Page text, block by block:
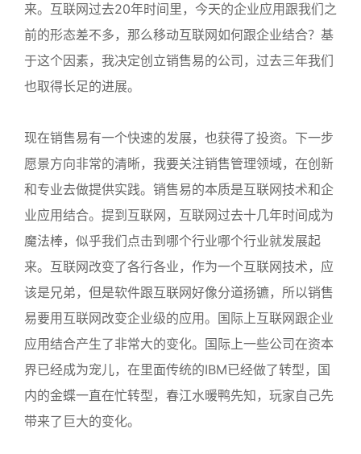
来。互联网过去20年时间里，今天的企业应用跟我们之
前的形态差不多，那么移动互联网如何跟企业结合？基
于这个因素，我决定创立销售易的公司，过去三年我们
也取得长足的进展。
现在销售易有一个快速的发展，也获得了投资。下一步
愿景方向非常的清晰，我要关注销售管理领域，在创新
和专业去做提供实践。销售易的本质是互联网技术和企
业应用结合。提到互联网，互联网过去十几年时间成为
魔法棒，似乎我们点击到哪个行业哪个行业就发展起
来。互联网改变了各行各业，作为一个互联网技术，应
该是兄弟，但是软件跟互联网好像分道扬镳，所以销售
易要用互联网改变企业级的应用。国际上互联网跟企业
应用结合产生了非常大的变化。国际上一些公司在资本
界已经成为宠儿，在里面传统的IBM已经做了转型，国
内的金蝶一直在忙转型，春江水暖鸭先知，玩家自己先
带来了巨大的变化。